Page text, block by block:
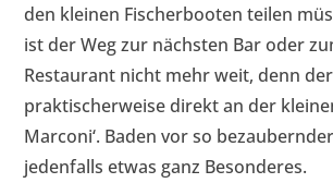
den kleinen Fischerbooten teilen
ist der Weg zur nächsten Bar oder
Restaurant nicht mehr weit, denn
praktischerweise direkt an der
Marconi‘. Baden vor so
jedenfalls etwas ganz Besonderes.